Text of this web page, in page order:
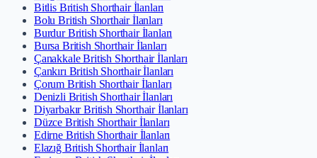
Bitlis British Shorthair İlanları
Bolu British Shorthair İlanları
Burdur British Shorthair İlanları
Bursa British Shorthair İlanları
Çanakkale British Shorthair İlanları
Çankırı British Shorthair İlanları
Çorum British Shorthair İlanları
Denizli British Shorthair İlanları
Diyarbakır British Shorthair İlanları
Düzce British Shorthair İlanları
Edirne British Shorthair İlanları
Elazığ British Shorthair İlanları